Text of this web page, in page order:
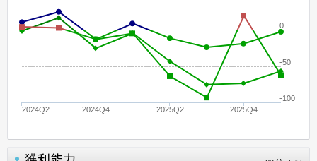
2024Q2 2024Q4 2025Q2 2025Q4
-100
-50
0